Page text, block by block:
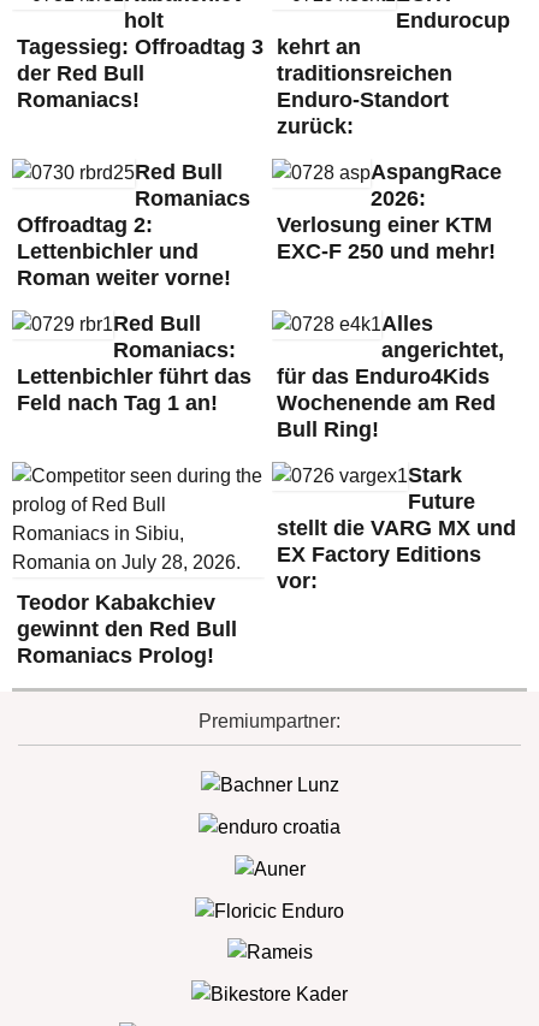
holt
Tagessieg: Offroadtag 3
der Red Bull
Romaniacs!
Endurocup
kehrt an
traditionsreichen
Enduro-Standort
zurück:
Red Bull
Romaniacs
Offroadtag 2:
Lettenbichler und
Roman weiter vorne!
AspangRace
2026:
Verlosung einer KTM
EXC-F 250 und mehr!
Red Bull
Romaniacs:
Lettenbichler führt das
Feld nach Tag 1 an!
Alles
angerichtet,
für das Enduro4Kids
Wochenende am Red
Bull Ring!
Teodor Kabakchiev
gewinnt den Red Bull
Romaniacs Prolog!
Stark
Future
stellt die VARG MX und
EX Factory Editions
vor:
Premiumpartner: